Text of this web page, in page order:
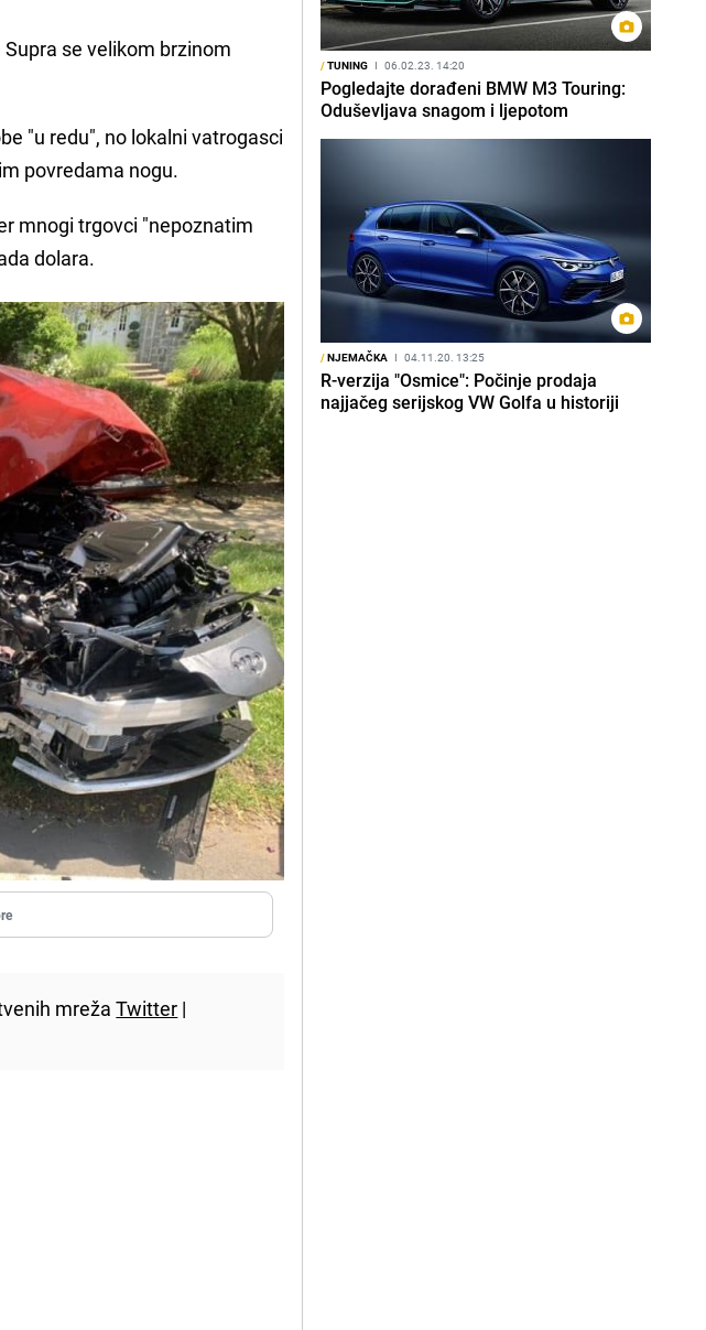
se velikom brzinom
"u redu", no lokalni vatrogasci
povredama nogu.
mnogi trgovci "nepoznatim
dolara.
mrežaTwitter |
/TUNING I 06.02.23. 14:20
Pogledajte dorađeni BMW M3 Touring:
Oduševljava snagom i ljepotom
/NJEMAČKA I 04.11.20. 13:25
R-verzija "Osmice": Počinje prodaja
najjačeg serijskog VW Golfa u historiji